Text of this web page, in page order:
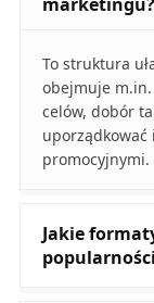
To struktura
obejmuje
celów, dobór
uporządkować
promocyjnymi.
Jakie